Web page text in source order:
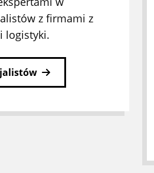
z firmami z
logistyki.